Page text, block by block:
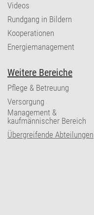
Videos
Rundgang in Bildern
Kooperationen
Energiemanagement
Weitere Bereiche
Pflege & Betreuung
Versorgung
Management &
kaufmännischer Bereich
Übergreifende Abteilungen